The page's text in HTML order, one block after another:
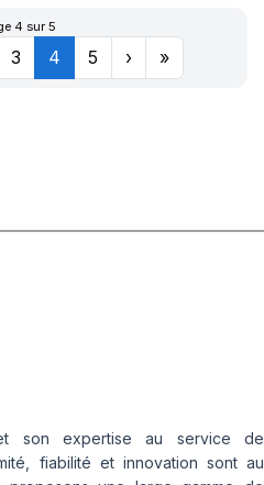
4 sur 5
3 4 5 › »
son expertise au service de
fiabilité et innovation sont au